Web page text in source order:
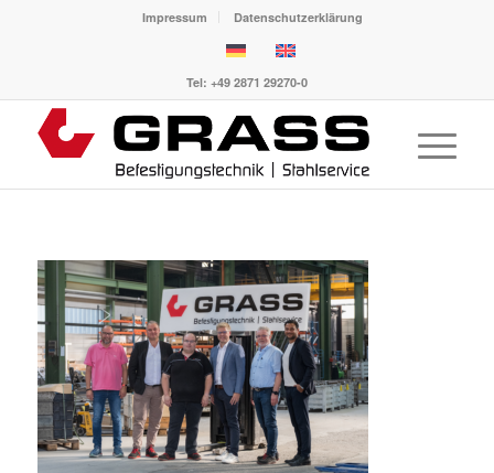
Impressum Datenschutzerklärung
Tel: +49 2871 29270-0